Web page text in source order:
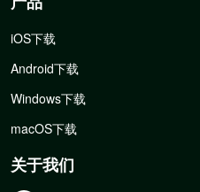
iOS下载
Android下载
Windows下载
macOS下载
关于我们